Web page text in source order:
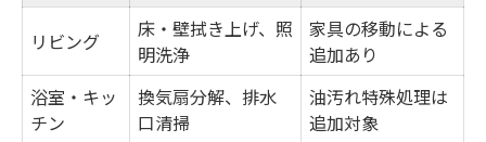
リビング
床・壁拭き上げ、照
明洗浄
家具の移動による
追加あり
浴室・キッ
チン
換気扇分解、排水
口清掃
油汚れ特殊処理は
追加対象